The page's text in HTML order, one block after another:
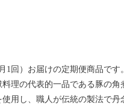
1回）お届けの定期便商品です。
理の代表的一品である豚の角
用し、職人が伝統の製法で丹